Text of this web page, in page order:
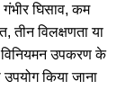
घिसाव, कम
तीन विलक्षणता या
विनियमन उपकरण के
किया जाना